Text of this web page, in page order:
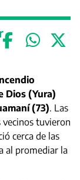
Dios (Yura)
(73). Las
vecinos tuvieron
cerca de las
al promediar la